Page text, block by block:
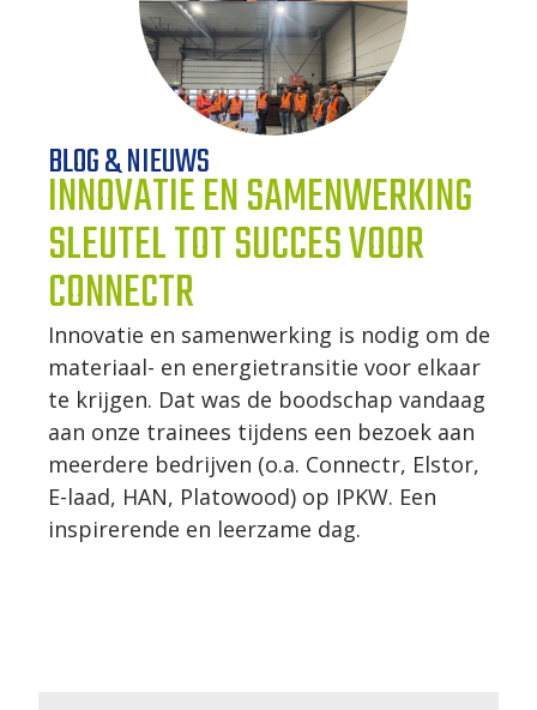
KETENAANPAK
UW NETWERK
WERKWIJZE
UW PROJECT
CONTACT
BLOG & NIEUWS
INNOVATIE EN SAMENWERKING
SLEUTEL TOT SUCCES VOOR
CONNECTR
Innovatie en samenwerking is nodig om de
materiaal- en energietransitie voor elkaar
te krijgen. Dat was de boodschap vandaag
aan onze trainees tijdens een bezoek aan
meerdere bedrijven (o.a. Connectr, Elstor,
E-laad, HAN, Platowood) op IPKW. Een
inspirerende en leerzame dag.